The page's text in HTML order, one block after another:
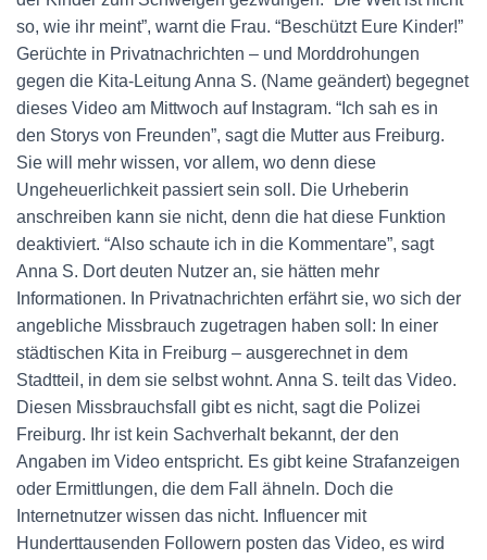
so, wie ihr meint”, warnt die Frau. “Beschützt Eure Kinder!”
Gerüchte in Privatnachrichten – und Morddrohungen
gegen die Kita-Leitung Anna S. (Name geändert) begegnet
dieses Video am Mittwoch auf Instagram. “Ich sah es in
den Storys von Freunden”, sagt die Mutter aus Freiburg.
Sie will mehr wissen, vor allem, wo denn diese
Ungeheuerlichkeit passiert sein soll. Die Urheberin
anschreiben kann sie nicht, denn die hat diese Funktion
deaktiviert. “Also schaute ich in die Kommentare”, sagt
Anna S. Dort deuten Nutzer an, sie hätten mehr
Informationen. In Privatnachrichten erfährt sie, wo sich der
angebliche Missbrauch zugetragen haben soll: In einer
städtischen Kita in Freiburg – ausgerechnet in dem
Stadtteil, in dem sie selbst wohnt. Anna S. teilt das Video.
Diesen Missbrauchsfall gibt es nicht, sagt die Polizei
Freiburg. Ihr ist kein Sachverhalt bekannt, der den
Angaben im Video entspricht. Es gibt keine Strafanzeigen
oder Ermittlungen, die dem Fall ähneln. Doch die
Internetnutzer wissen das nicht. Influencer mit
Hunderttausenden Followern posten das Video, es wird